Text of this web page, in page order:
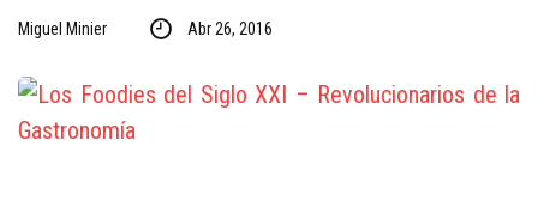
Miguel Minier Abr 26, 2016